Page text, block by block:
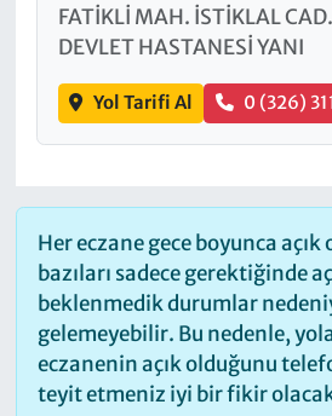
FATİKLİ MAH. İSTİKLAL
DEVLET HASTANESİ YANI
Yol Tarifi Al 0 (326)
Her eczane gece boyunca
bazıları sadece gerektiğinde
beklenmedik durumlar
gelemeyebilir. Bu nedenle,
eczanenin açık olduğunu
teyit etmeniz iyi bir fikir